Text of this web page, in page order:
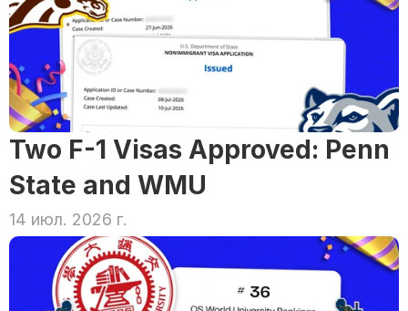
Two F-1 Visas Approved: Penn
State and WMU
14 июл. 2026 г.